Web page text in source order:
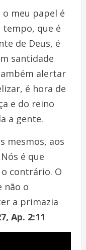
meu papel é
que é
de Deus, é
santidade
alertar
é hora de
e do reino
a gente.
mesmos, aos
é que
o contrário. O
não o
a primazia
, Ap. 2:11